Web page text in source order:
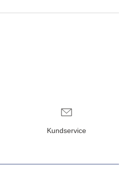
Kundservice